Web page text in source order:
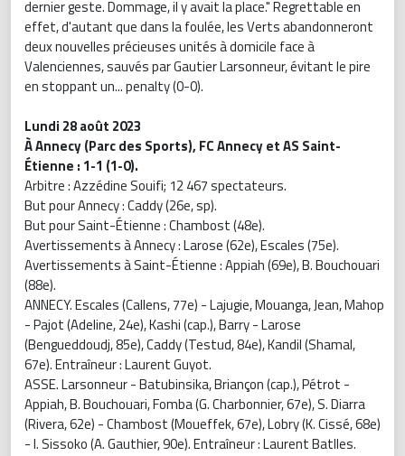
dernier geste. Dommage, il y avait la place." Regrettable en
effet, d'autant que dans la foulée, les Verts abandonneront
deux nouvelles précieuses unités à domicile face à
Valenciennes, sauvés par Gautier Larsonneur, évitant le pire
en stoppant un... penalty (0-0).
Lundi 28 août 2023
À Annecy (Parc des Sports), FC Annecy et AS Saint-
Étienne : 1-1 (1-0).
Arbitre : Azzédine Souifi; 12 467 spectateurs.
But pour Annecy : Caddy (26e, sp).
But pour Saint-Étienne : Chambost (48e).
Avertissements à Annecy : Larose (62e), Escales (75e).
Avertissements à Saint-Étienne : Appiah (69e), B. Bouchouari
(88e).
ANNECY. Escales (Callens, 77e) - Lajugie, Mouanga, Jean, Mahop
- Pajot (Adeline, 24e), Kashi (cap.), Barry - Larose
(Bengueddoudj, 85e), Caddy (Testud, 84e), Kandil (Shamal,
67e). Entraîneur : Laurent Guyot.
ASSE. Larsonneur - Batubinsika, Briançon (cap.), Pétrot -
Appiah, B. Bouchouari, Fomba (G. Charbonnier, 67e), S. Diarra
(Rivera, 62e) - Chambost (Moueffek, 67e), Lobry (K. Cissé, 68e)
- I. Sissoko (A. Gauthier, 90e). Entraîneur : Laurent Batlles.